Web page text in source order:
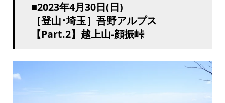
■2023年4月30日(日)
［登山･埼玉］吾野アルプス
【Part.2】越上山-顔振峠